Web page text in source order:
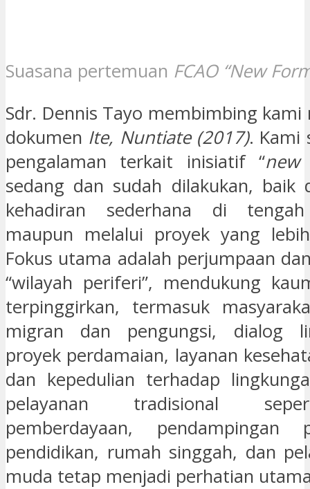
Suasana pertemuan FCAO “New
Sdr. Dennis Tayo membimbing kami
dokumen Ite, Nuntiate (2017). Kami
pengalaman terkait inisiatif “new
sedang dan sudah dilakukan, baik
kehadiran sederhana di
maupun melalui proyek yang
Fokus utama adalah perjumpaan
“wilayah periferi”, mendukung
terpinggirkan, termasuk
migran dan pengungsi, dialog
proyek perdamaian, layanan
dan kepedulian terhadap
pelayanan tradisional
pemberdayaan, pendampingan
pendidikan, rumah singgah, dan
muda tetap menjadi perhatian